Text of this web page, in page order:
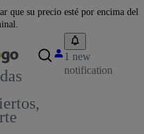
que su precio esté por encima del
1 new
notification